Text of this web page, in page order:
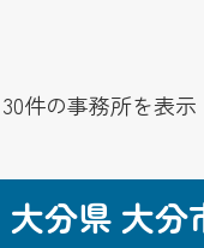
件の事務所を表示
大分県 大分